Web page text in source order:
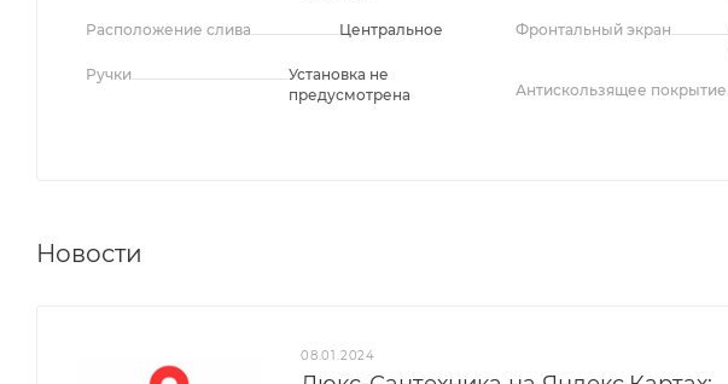
Расположение слива Центральное
Ручки
Установка не
предусмотрена
Фронтальный экран
Антискользящее покрытие
Новости
08.01.2024